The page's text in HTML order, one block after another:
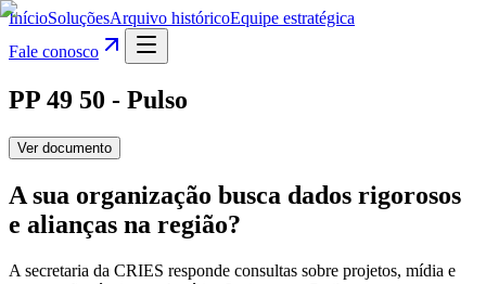
InícioSoluçõesArquivo históricoEquipe estratégica
Fale conosco
PP 49 50 - Pulso
Ver documento
A sua organização busca dados rigorosos
e alianças na região?
A secretaria da CRIES responde consultas sobre projetos, mídia e